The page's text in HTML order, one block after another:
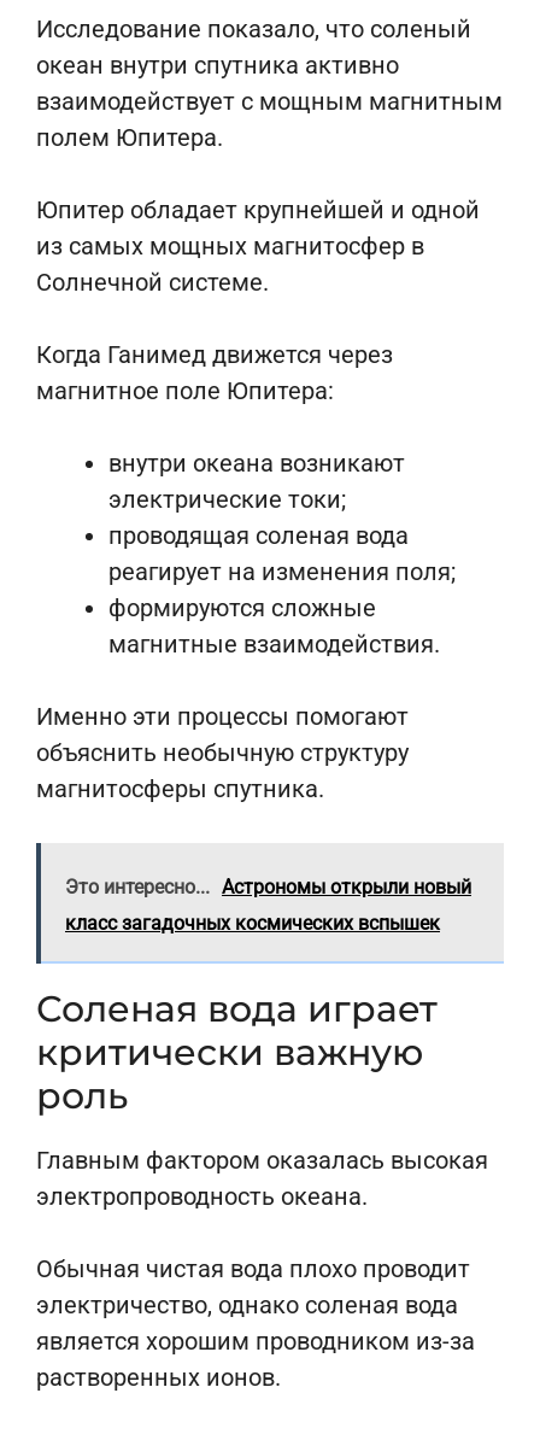
Исследование показало, что соленый
океан внутри спутника активно
взаимодействует с мощным магнитным
полем Юпитера.
Юпитер обладает крупнейшей и одной
из самых мощных магнитосфер в
Солнечной системе.
Когда Ганимед движется через
магнитное поле Юпитера:
внутри океана возникают
электрические токи;
проводящая соленая вода
реагирует на изменения поля;
формируются сложные
магнитные взаимодействия.
Именно эти процессы помогают
объяснить необычную структуру
магнитосферы спутника.
Это интересно... Астрономы открыли новый
класс загадочных космических вспышек
Соленая вода играет
критически важную
роль
Главным фактором оказалась высокая
электропроводность океана.
Обычная чистая вода плохо проводит
электричество, однако соленая вода
является хорошим проводником из-за
растворенных ионов.